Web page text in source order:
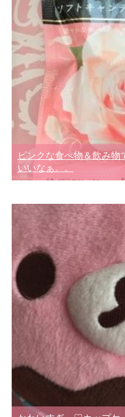
ピンクな食べ物＆飲み物
いいなぁ。。